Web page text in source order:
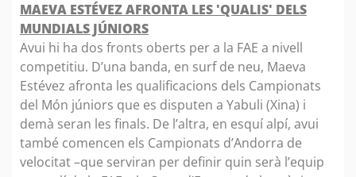
MAEVA ESTÉVEZ AFRONTA LES 'QUALIS' DELS
MUNDIALS JÚNIORS
Avui hi ha dos fronts oberts per a la FAE a nivell
competitiu. D’una banda, en surf de neu, Maeva
Estévez afronta les qualificacions dels Campionats
del Món júniors que es disputen a Yabuli (Xina) i
demà seran les finals. De l’altra, en esquí alpí, avui
també comencen els Campionats d’Andorra de
velocitat –que serviran per definir quin serà l’equip